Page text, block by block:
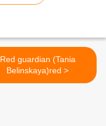
Red guardian (Tania
Belinskaya)red >